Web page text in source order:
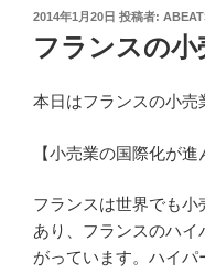
投
稿
日:
2014年1月20日 投稿者:
フランスの小
本日はフランスの小売
【小売業の国際化が
フランスは世界でも
あり、フランスのハ
がっています。ハイ